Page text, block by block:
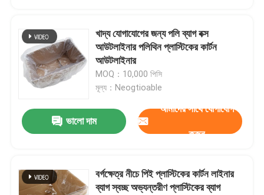
খাদ্য যোগাযোগের জন্য পলি ব্যাগ বক্স
আউটলাইনার পলিথিন প্লাস্টিকের কার্টন
আউটলাইনার
MOQ：10,000 পিসি
মূল্য：Neogtioable
ভালো দাম
আমাদের সাথে যোগাযোগ
করুন
বর্গক্ষেত্র নীচে পিই প্লাস্টিকের কার্টন লাইনার
ব্যাগ স্বচ্ছ অভ্যন্তরীণ প্লাস্টিকের ব্যাগ